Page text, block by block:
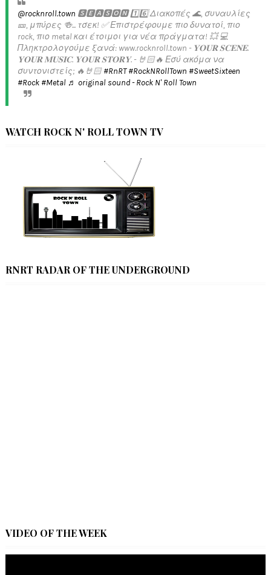
@rocknroll.town 🆂🅴🅰🆂🅾🅽 1️⃣6️⃣ Διακοπές 🌊, συναυλίες
🎫, μπύρες 🍻... τσεκ! ✅️ Επιστρέφουμε πιο δυνατοί, πιο
rock, πιο metal και έτοιμοι για νέα πράγματα! 💥 💻
Πληκτρολογούμε ξανά: www.rocknroll.town - 𝐘𝐎𝐔𝐑 𝐒𝐂𝐄𝐍𝐄.
𝐘𝐎𝐔𝐑 𝐌𝐔𝐒𝐈𝐂. 𝐘𝐎𝐔𝐑 𝐒𝐓𝐎𝐑𝐘. - 🤘🏻🔥 Εσύ ακόμα να
συντονιστείς; 🔥🤘🏻#RnRT #RockNRollTown #SweetSixteen
#Rock #Metal ♬ original sound - Rock N' Roll Town
WATCH ROCK N' ROLL TOWN TV
RNRT RADAR OF THE UNDERGROUND
VIDEO OF THE WEEK